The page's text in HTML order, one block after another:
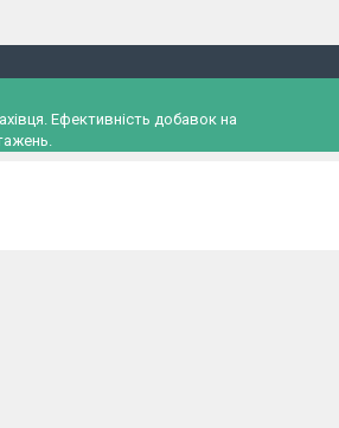
Ефективність добавок на